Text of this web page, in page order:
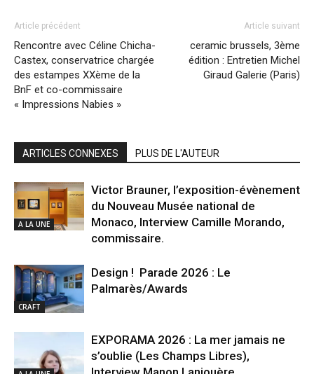
Article précédent
Rencontre avec Céline Chicha-
Castex, conservatrice chargée
des estampes XXème de la
BnF et co-commissaire
« Impressions Nabies »
Article suivant
ceramic brussels, 3ème
édition : Entretien Michel
Giraud Galerie (Paris)
ARTICLES CONNEXES PLUS DE L'AUTEUR
A LA UNE
Victor Brauner, l’exposition-évènement
du Nouveau Musée national de
Monaco, Interview Camille Morando,
commissaire.
CRAFT
Design ! Parade 2026 : Le
Palmarès/Awards
EXPORAMA 2026 : La mer jamais ne
s’oublie (Les Champs Libres),